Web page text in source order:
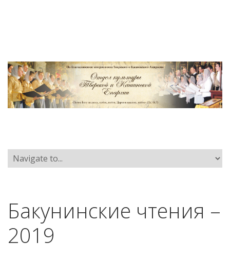
Бакунинские чтения –
2019